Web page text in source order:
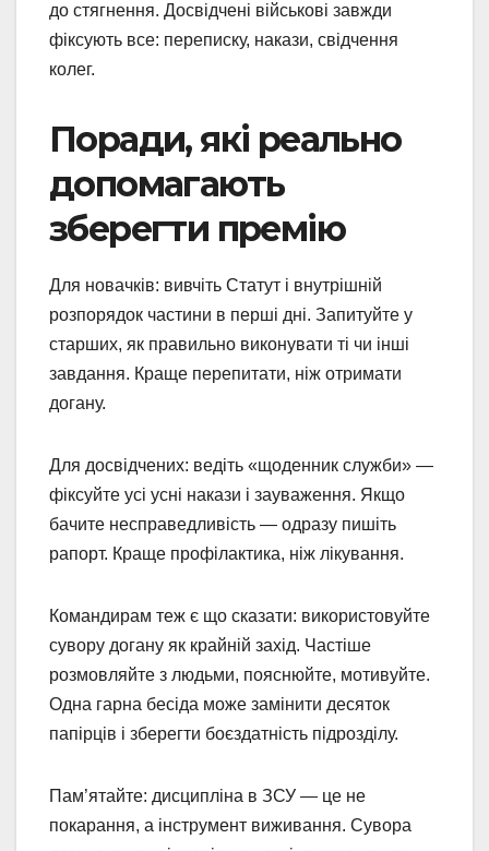
до стягнення. Досвідчені військові завжди
фіксують все: переписку, накази, свідчення
колег.
Поради, які реально
допомагають
зберегти премію
Для новачків: вивчіть Статут і внутрішній
розпорядок частини в перші дні. Запитуйте у
старших, як правильно виконувати ті чи інші
завдання. Краще перепитати, ніж отримати
догану.
Для досвідчених: ведіть «щоденник служби» —
фіксуйте усі усні накази і зауваження. Якщо
бачите несправедливість — одразу пишіть
рапорт. Краще профілактика, ніж лікування.
Командирам теж є що сказати: використовуйте
сувору догану як крайній захід. Частіше
розмовляйте з людьми, пояснюйте, мотивуйте.
Одна гарна бесіда може замінити десяток
папірців і зберегти боєздатність підрозділу.
Пам’ятайте: дисципліна в ЗСУ — це не
покарання, а інструмент виживання. Сувора